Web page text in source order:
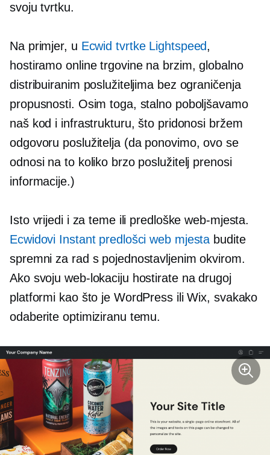
svoju tvrtku.
Na primjer, u Ecwid tvrtke Lightspeed,
hostiramo online trgovine na brzim, globalno
distribuiranim poslužiteljima bez ograničenja
propusnosti. Osim toga, stalno poboljšavamo
naš kod i infrastrukturu, što pridonosi bržem
odgovoru poslužitelja (da ponovimo, ovo se
odnosi na to koliko brzo poslužitelj prenosi
informacije.)
Isto vrijedi i za teme ili predloške web-mjesta.
Ecwidovi Instant predlošci web mjesta budite
spremni za rad s pojednostavljenim okvirom.
Ako svoju web-lokaciju hostirate na drugoj
platformi kao što je WordPress ili Wix, svakako
odaberite optimiziranu temu.